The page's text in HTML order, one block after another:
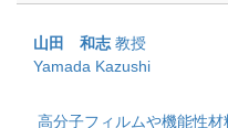
山田 和志 教授
Yamada Kazushi
高分子フィルムや機能性